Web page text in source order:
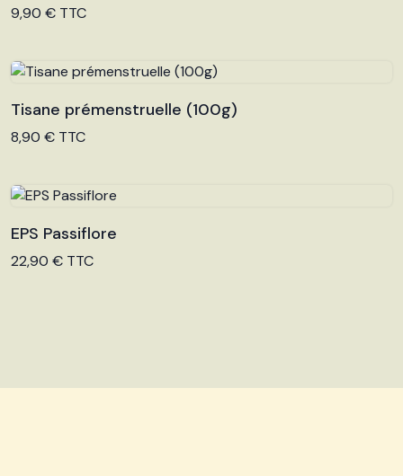
Voir le produit
9,90 € TTC
Voir le produit
Tisane prémenstruelle (100g)
8,90 € TTC
Voir le produit
EPS Passiflore
22,90 € TTC